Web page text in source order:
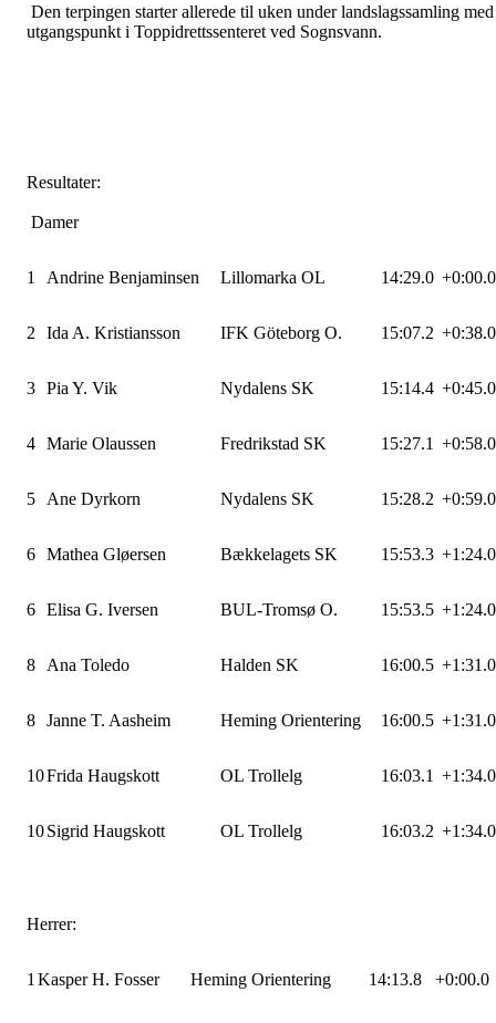
Den terpingen starter allerede til uken under landslagssamling med
utgangspunkt i Toppidrettssenteret ved Sognsvann.
Resultater:
Damer
1 Andrine Benjaminsen Lillomarka OL 14:29.0 +0:00.0
2 Ida A. Kristiansson IFK Göteborg O. 15:07.2 +0:38.0
3 Pia Y. Vik Nydalens SK 15:14.4 +0:45.0
4 Marie Olaussen Fredrikstad SK 15:27.1 +0:58.0
5 Ane Dyrkorn Nydalens SK 15:28.2 +0:59.0
6 Mathea Gløersen Bækkelagets SK 15:53.3 +1:24.0
6 Elisa G. Iversen BUL-Tromsø O. 15:53.5 +1:24.0
8 Ana Toledo Halden SK 16:00.5 +1:31.0
8 Janne T. Aasheim Heming Orientering 16:00.5 +1:31.0
10Frida Haugskott OL Trollelg 16:03.1 +1:34.0
10Sigrid Haugskott OL Trollelg 16:03.2 +1:34.0
Herrer:
1 Kasper H. Fosser Heming Orientering 14:13.8 +0:00.0